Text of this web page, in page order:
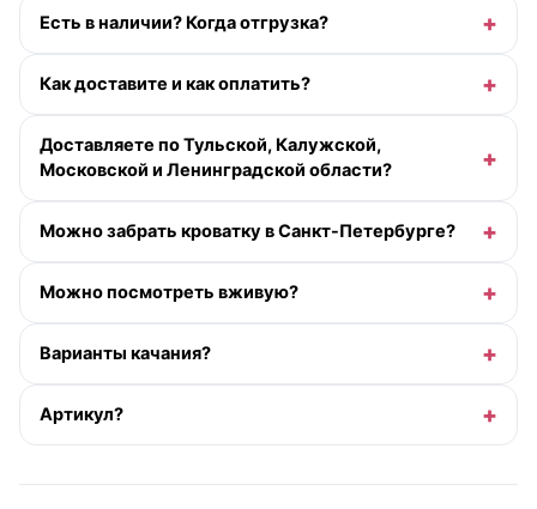
Есть в наличии? Когда отгрузка?
Как доставите и как оплатить?
Доставляете по Тульской, Калужской,
Московской и Ленинградской области?
Можно забрать кроватку в Санкт-Петербурге?
Можно посмотреть вживую?
Варианты качания?
Артикул?